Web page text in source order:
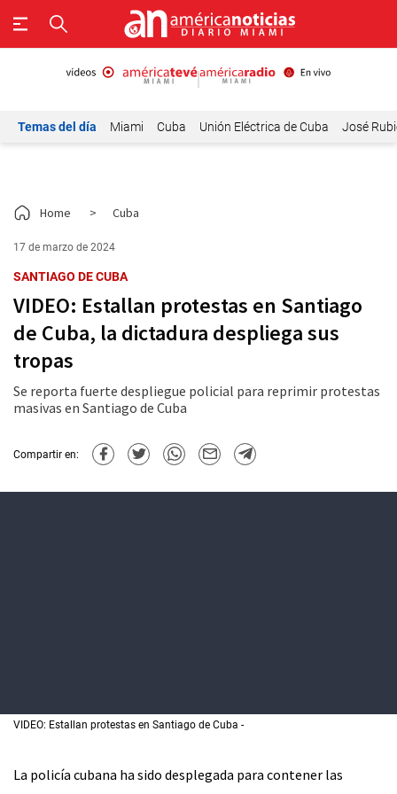
Temas del día Miami Cuba Unión Eléctrica de Cuba José
Home > Cuba
17 de marzo de 2024
SANTIAGO DE CUBA
VIDEO: Estallan protestas en Santiago
de Cuba, la dictadura despliega sus
tropas
Se reporta fuerte despliegue policial para reprimir protestas
masivas en Santiago de Cuba
Compartir en:
VIDEO: Estallan protestas en Santiago de Cuba
La policía cubana ha sido desplegada para contener las